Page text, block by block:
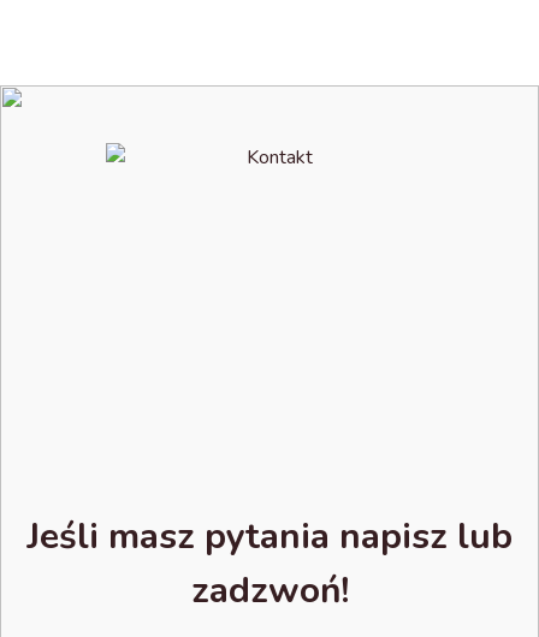
Jeśli masz pytania napisz lub
zadzwoń!